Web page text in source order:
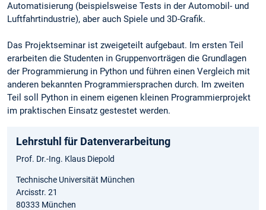
Automatisierung (beispielsweise Tests in der Automobil- und
Luftfahrtindustrie), aber auch Spiele und 3D-Grafik.
Das Projektseminar ist zweigeteilt aufgebaut. Im ersten Teil
erarbeiten die Studenten in Gruppenvorträgen die Grundlagen
der Programmierung in Python und führen einen Vergleich mit
anderen bekannten Programmiersprachen durch. Im zweiten
Teil soll Python in einem eigenen kleinen Programmierprojekt
im praktischen Einsatz gestestet werden.
Lehrstuhl für Datenverarbeitung
Prof. Dr.-Ing. Klaus Diepold
Technische Universität München
Arcisstr. 21
80333 München